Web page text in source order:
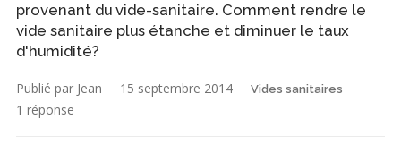
provenant du vide-sanitaire. Comment rendre le
vide sanitaire plus étanche et diminuer le taux
d'humidité?
Publié par Jean 15 septembre 2014 Vides sanitaires
1 réponse